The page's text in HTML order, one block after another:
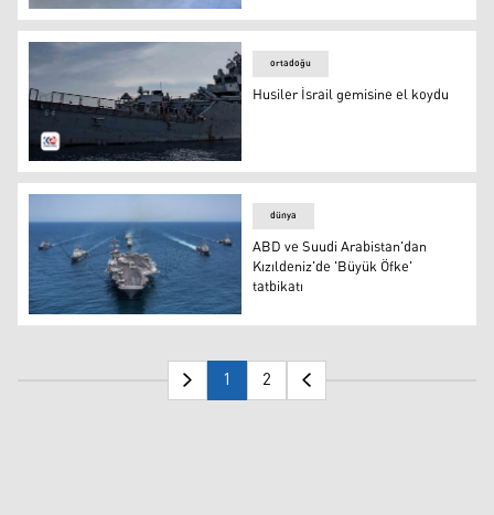
iha
Husiler İsrail gemisine el koydu
ortadoğu
Husiler İsrail gemisine el koydu
ABD ve Suudi Arabistan'dan Kızıldeniz'de 'Büyük Öfke'
dünya
ABD ve Suudi Arabistan'dan
Kızıldeniz'de 'Büyük Öfke'
tatbikatı
1 2